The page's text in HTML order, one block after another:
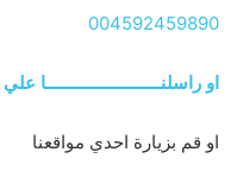
004592459890
او راسلنــــــــــــــــــــــــا
او قم بزيارة احدي مواقعنا